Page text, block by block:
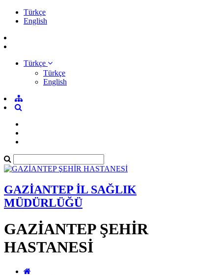
Türkçe
English
Türkçe
Türkçe
English
GAZİANTEP İL SAĞLIK
MÜDÜRLÜĞÜ
GAZİANTEP ŞEHİR
HASTANESİ